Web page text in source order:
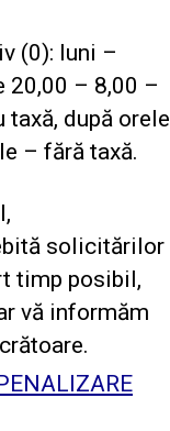
(0): luni –
20,00 – 8,00 –
după orele
– fără taxă.
solicitărilor
timp posibil,
vă informăm